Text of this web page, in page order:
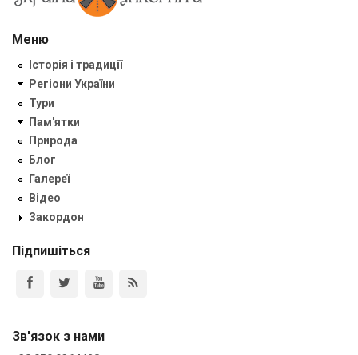
Меню
Історія і традиції
Регіони України
Тури
Пам'ятки
Природа
Блог
Галереї
Відео
Закордон
Підпишіться
Зв'язок з нами